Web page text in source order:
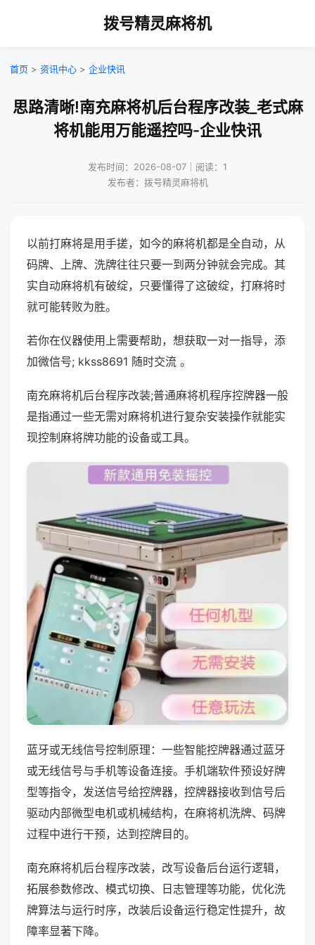
拨号精灵麻将机
首页 > 资讯中心 > 企业快讯
思路清晰!南充麻将机后台程序改装_老式麻
将机能用万能遥控吗-企业快讯
发布时间：2026-08-07｜阅读：1
发布者：拨号精灵麻将机
以前打麻将是用手搓，如今的麻将机都是全自动，从
码牌、上牌、洗牌往往只要一到两分钟就会完成。其
实自动麻将机有破绽，只要懂得了这破绽，打麻将时
就可能转败为胜。
若你在仪器使用上需要帮助，想获取一对一指导，添
加微信号; kkss8691 随时交流 。
南充麻将机后台程序改装;普通麻将机程序控牌器一般
是指通过一些无需对麻将机进行复杂安装操作就能实
现控制麻将牌功能的设备或工具。
蓝牙或无线信号控制原理：一些智能控牌器通过蓝牙
或无线信号与手机等设备连接。手机端软件预设好牌
型等指令，发送信号给控牌器，控牌器接收到信号后
驱动内部微型电机或机械结构，在麻将机洗牌、码牌
过程中进行干预，达到控牌目的。
南充麻将机后台程序改装，改写设备后台运行逻辑，
拓展参数修改、模式切换、日志管理等功能，优化洗
牌算法与运行时序，改装后设备运行稳定性提升，故
障率显著下降。